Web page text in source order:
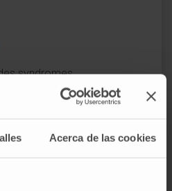
Acerca de las cookies
syndromes
des
leucémiesaiguës